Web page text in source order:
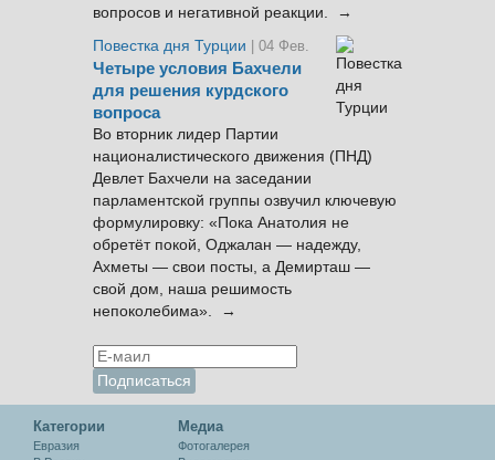
вопросов и негативной реакции. →
Повестка дня Турции
| 04 Фев.
Четыре условия Бахчели
для решения курдского
вопроса
Во вторник лидер Партии
националистического движения (ПНД)
Девлет Бахчели на заседании
парламентской группы озвучил ключевую
формулировку: «Пока Анатолия не
обретёт покой, Оджалан — надежду,
Ахметы — свои посты, а Демирташ —
свой дом, наша решимость
непоколебима». →
Категории
Евразия
Медиа
Фотогалерея